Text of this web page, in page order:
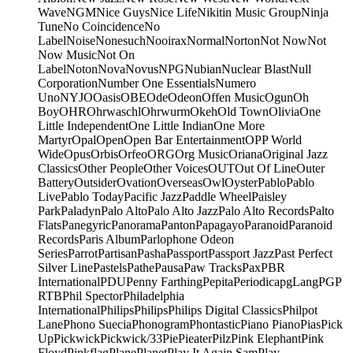
WaveNGMNice GuysNice LifeNikitin Music GroupNinja
TuneNo CoincidenceNo
LabelNoiseNonesuchNooiraxNormalNortonNot NowNot
Now MusicNot On
LabelNotonNovaNovusNPGNubianNuclear BlastNull
CorporationNumber One EssentialsNumero
UnoNYJOOasisOBEOdeOdeonOffen MusicOgunOh
BoyOHROhrwaschlOhrwurmOkehOld TownOliviaOne
Little IndependentOne Little IndianOne More
MartyrOpalOpenOpen Bar EntertainmentOPP World
WideOpusOrbisOrfeoORGOrg MusicOrianaOriginal Jazz
ClassicsOther PeopleOther VoicesOUTOut Of LineOuter
BatteryOutsiderOvationOverseasOwlOysterPabloPablo
LivePablo TodayPacific JazzPaddle WheelPaisley
ParkPaladynPalo AltoPalo Alto JazzPalo Alto RecordsPalto
FlatsPanegyricPanoramaPantonPapagayoParanoidParanoid
RecordsParis AlbumParlophone Odeon
SeriesParrotPartisanPashaPassportPassport JazzPast Perfect
Silver LinePastelsPathePausaPaw TracksPaxPBR
InternationalPDUPenny FarthingPepitaPeriodicapgLangPGP
RTBPhil SpectorPhiladelphia
InternationalPhilipsPhilipsPhilips Digital ClassicsPhilpot
LanePhono SueciaPhonogramPhontasticPiano PianoPiasPick
UpPickwickPickwick/33PiePieaterPilzPink ElephantPink